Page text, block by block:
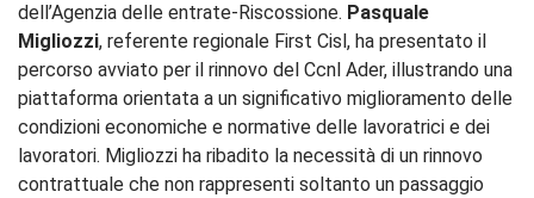
dell’Agenzia delle entrate-Riscossione. Pasquale
Migliozzi, referente regionale First Cisl, ha presentato il
percorso avviato per il rinnovo del Ccnl Ader, illustrando una
piattaforma orientata a un significativo miglioramento delle
condizioni economiche e normative delle lavoratrici e dei
lavoratori. Migliozzi ha ribadito la necessità di un rinnovo
contrattuale che non rappresenti soltanto un passaggio